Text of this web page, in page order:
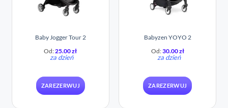
Baby Jogger Tour 2
Od:25.00zł
za dzień
ZAREZERWUJ
Babyzen YOYO 2
Od:30.00zł
za dzień
ZAREZERWUJ